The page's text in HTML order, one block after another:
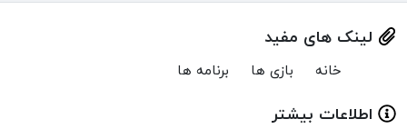
لینک های مفید
خانه بازی ها برنامه ها
اطلاعات بیشتر